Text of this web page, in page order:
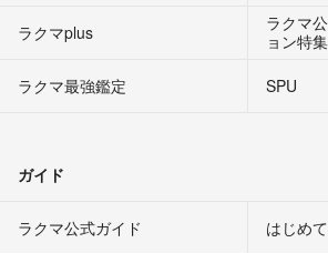
ラクマplus
ラクマ
ョン特集
ラクマ最強鑑定
SPU
ガイド
ラクマ公式ガイド はじめ